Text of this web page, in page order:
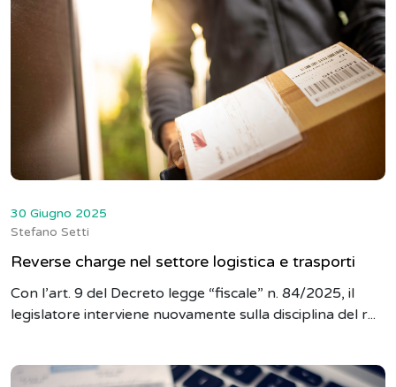
30 Giugno 2025
Stefano Setti
Reverse charge nel settore logistica e trasporti
Con l’art. 9 del Decreto legge “fiscale” n. 84/2025, il
legislatore interviene nuovamente sulla disciplina del r...